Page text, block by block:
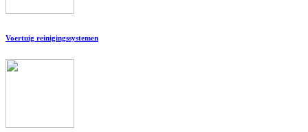
Voertuig reinigingssystemen